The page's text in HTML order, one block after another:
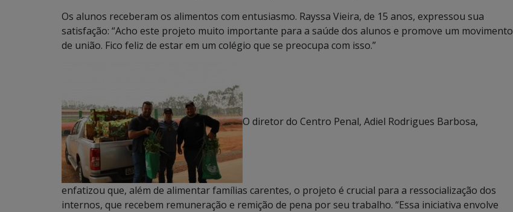
Os alunos receberam os alimentos com entusiasmo. Rayssa Vieira, de 15 anos, expressou sua
satisfação: “Acho este projeto muito importante para a saúde dos alunos e promove um movimento
de união. Fico feliz de estar em um colégio que se preocupa com isso.”
O diretor do Centro Penal, Adiel Rodrigues Barbosa,
enfatizou que, além de alimentar famílias carentes, o projeto é crucial para a ressocialização dos
internos, que recebem remuneração e remição de pena por seu trabalho. “Essa iniciativa envolve